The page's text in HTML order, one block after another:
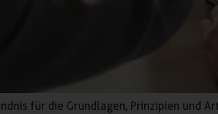
für die Grundlagen, Prinzipien und